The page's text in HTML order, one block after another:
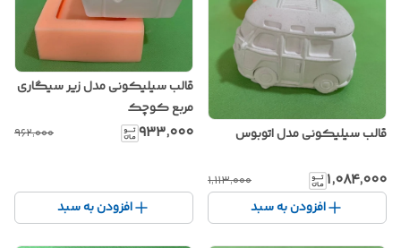
قالب سیلیکونی مدل اتوبوس
۱٬۰۸۴٬۰۰۰ ۱٬۱۱۳٬۰۰۰
افزودن به سبد
قالب سیلیکونی مدل زیر سیگاری
مربع کوچک
۹۳۳٬۰۰۰ ۹۶۲٬۰۰۰
افزودن به سبد